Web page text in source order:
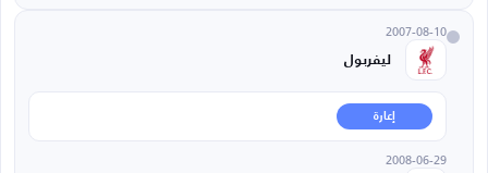
2007-08-10
ليفربول
إعارة
2008-06-29